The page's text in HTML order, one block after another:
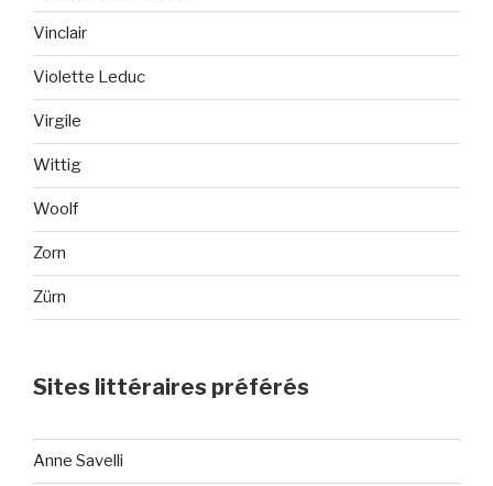
Vinclair
Violette Leduc
Virgile
Wittig
Woolf
Zorn
Zürn
Sites littéraires préférés
Anne Savelli